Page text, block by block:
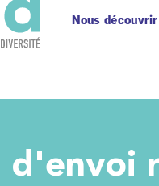
Nous découvrir